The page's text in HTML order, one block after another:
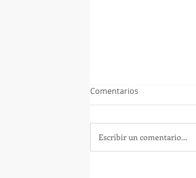
Comentarios
Escribir un comentario...